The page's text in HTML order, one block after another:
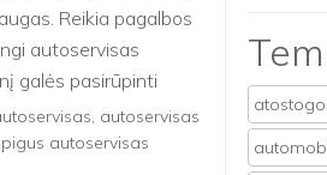
Reikia pagalbos
autoservisas
galės pasirūpinti
, autoservisas
pigus autoservisas